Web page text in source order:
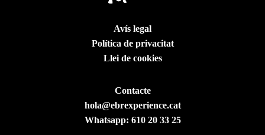
Avís legal
Política de privacitat
Llei de cookies
Contacte
hola@ebrexperience.cat
Whatsapp: 610 20 33 25